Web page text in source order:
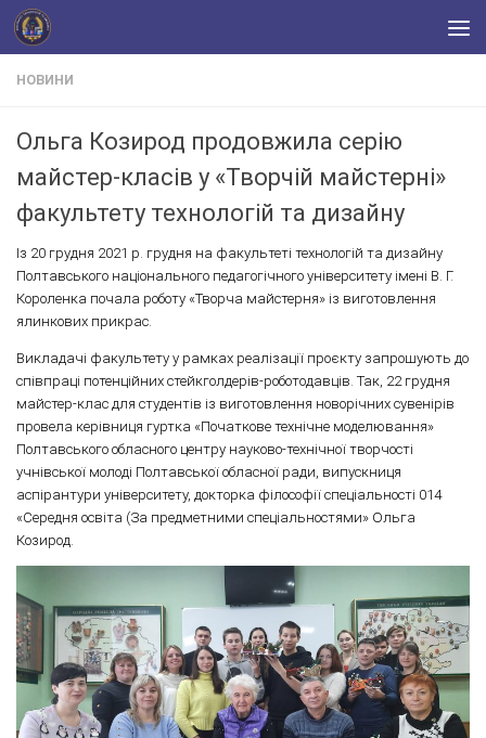
Skip to content
НОВИНИ
Ольга Козирод продовжила серію
майстер-класів у «Творчій майстерні»
факультету технологій та дизайну
Із 20 грудня 2021 р. грудня на факультеті технологій та дизайну
Полтавського національного педагогічного університету імені В. Г.
Короленка почала роботу «Творча майстерня» із виготовлення
ялинкових прикрас.
Викладачі факультету у рамках реалізації проєкту запрошують до
співпраці потенційних стейкголдерів-роботодавців. Так, 22 грудня
майстер-клас для студентів із виготовлення новорічних сувенірів
провела керівниця гуртка «Початкове технічне моделювання»
Полтавського обласного центру науково-технічної творчості
учнівської молоді Полтавської обласної ради, випускниця
аспірантури університету, докторка філософії спеціальності 014
«Середня освіта (За предметними спеціальностями» Ольга
Козирод.